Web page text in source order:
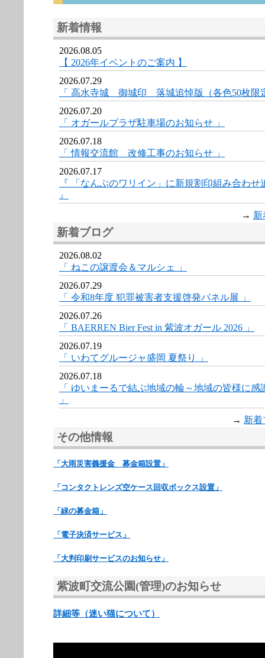
新着情報
2026.08.05
【 2026年イベントのご案内 】
2026.07.29
「 高水寺城 御城印 落城追悼版（各色50枚限
2026.07.20
「 オガールプラザ駐車場のお知らせ 」
2026.07.18
「 情報交流館 改修工事のお知らせ 」
2026.07.17
『 「なんぶのワリイン」に新規割印組み合わせ
』
→ 新
新着ブログ
2026.08.02
「 ねこの譲渡会＆マルシェ 」
2026.07.29
「 令和8年度 犯罪被害者支援啓発パネル展 」
2026.07.26
「 BAERREN Bier Fest in 紫波オガール 2026 」
2026.07.19
「 いわてグルージャ盛岡 夏祭り 」
2026.07.18
「 ゆいまーるで結ぶ地域の輪～地域の皆様に感
」
→ 新着
その他情報
「大雨災害義援金 募金箱設置」
「コンタクトレンズ空ケース回収ボックス設置」
「緑の募金箱」
「電子決済サービス」
「大判印刷サービスのお知らせ」
紫波町交流公園(管理)のお知らせ
詳細等（迷い猫について）